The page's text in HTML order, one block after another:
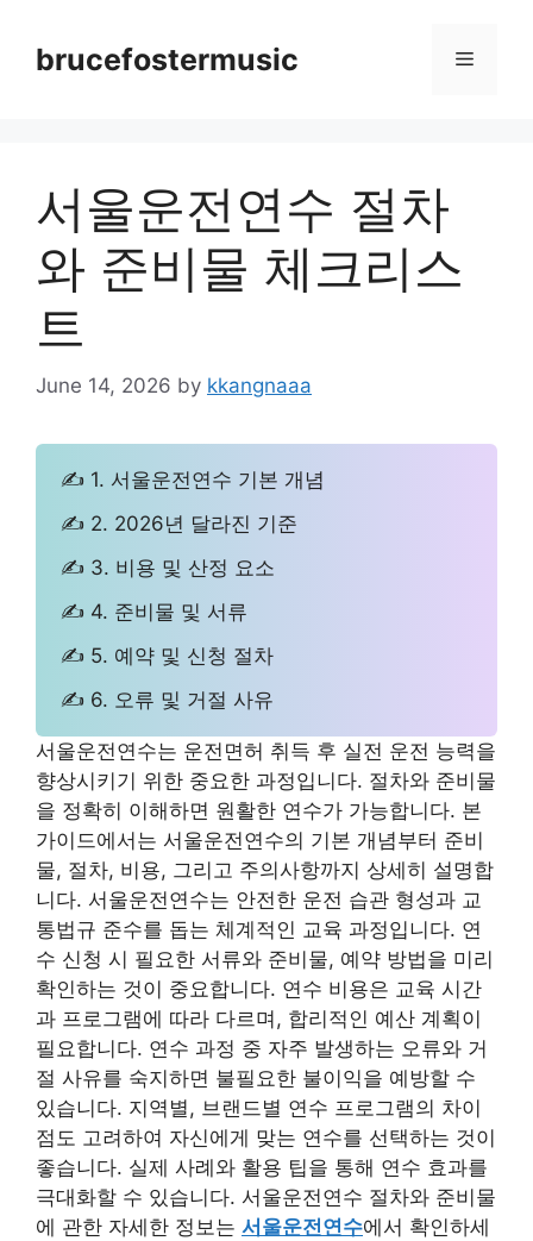
contentbrucefostermusic Menu
서울운전연수 절차
와 준비물 체크리스
트
June 14, 2026 by kkangnaaa
✍ 1. 서울운전연수 기본 개념
✍ 2. 2026년 달라진 기준
✍ 3. 비용 및 산정 요소
✍ 4. 준비물 및 서류
✍ 5. 예약 및 신청 절차
✍ 6. 오류 및 거절 사유
서울운전연수는 운전면허 취득 후 실전 운전 능력을
향상시키기 위한 중요한 과정입니다. 절차와 준비물
을 정확히 이해하면 원활한 연수가 가능합니다. 본
가이드에서는 서울운전연수의 기본 개념부터 준비
물, 절차, 비용, 그리고 주의사항까지 상세히 설명합
니다. 서울운전연수는 안전한 운전 습관 형성과 교
통법규 준수를 돕는 체계적인 교육 과정입니다. 연
수 신청 시 필요한 서류와 준비물, 예약 방법을 미리
확인하는 것이 중요합니다. 연수 비용은 교육 시간
과 프로그램에 따라 다르며, 합리적인 예산 계획이
필요합니다. 연수 과정 중 자주 발생하는 오류와 거
절 사유를 숙지하면 불필요한 불이익을 예방할 수
있습니다. 지역별, 브랜드별 연수 프로그램의 차이
점도 고려하여 자신에게 맞는 연수를 선택하는 것이
좋습니다. 실제 사례와 활용 팁을 통해 연수 효과를
극대화할 수 있습니다. 서울운전연수 절차와 준비물
에 관한 자세한 정보는 서울운전연수에서 확인하세